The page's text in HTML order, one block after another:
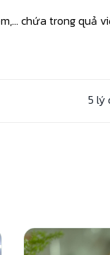
chứa trong quả
5 lý